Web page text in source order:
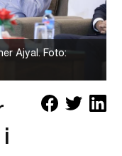
Ajyal. Foto: